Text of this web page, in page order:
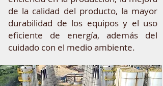
de la calidad del producto, la mayor
durabilidad de los equipos y el uso
eficiente de energía, además del
cuidado con el medio ambiente.